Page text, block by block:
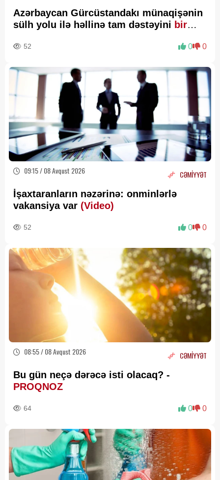
Azərbaycan Gürcüstandakı münaqişənin
sülh yolu ilə həllinə tam dəstəyini bir
52 0 0
09:15 / 08 Avqust 2026 CƏMİYYƏT
İşaxtaranların nəzərinə: onminlərlə
vakansiya var (Video)
52 0 0
08:55 / 08 Avqust 2026 CƏMİYYƏT
Bu gün neçə dərəcə isti olacaq? -
PROQNOZ
64 0 0